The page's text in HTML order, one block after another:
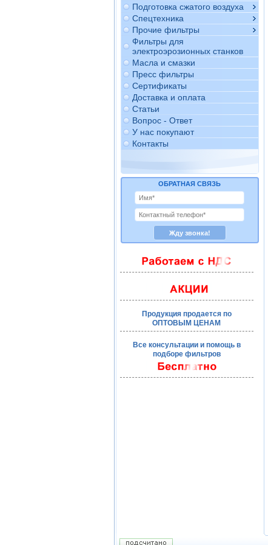
Подготовка сжатого воздуха
Спецтехника
Прочие фильтры
Фильтры для
электроэрозионных станков
Масла и смазки
Пресс фильтры
Сертификаты
Доставка и оплата
Статьи
Вопрос - Ответ
У нас покупают
Контакты
ОБРАТНАЯ СВЯЗЬ
Продукция продается по
ОПТОВЫМ ЦЕНАМ
Все консультации и помощь в
подборе фильтров